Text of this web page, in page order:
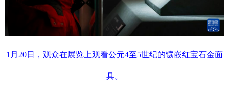
1月20日，观众在展览上观看公元4至5世纪的镶嵌红宝石金面
具。